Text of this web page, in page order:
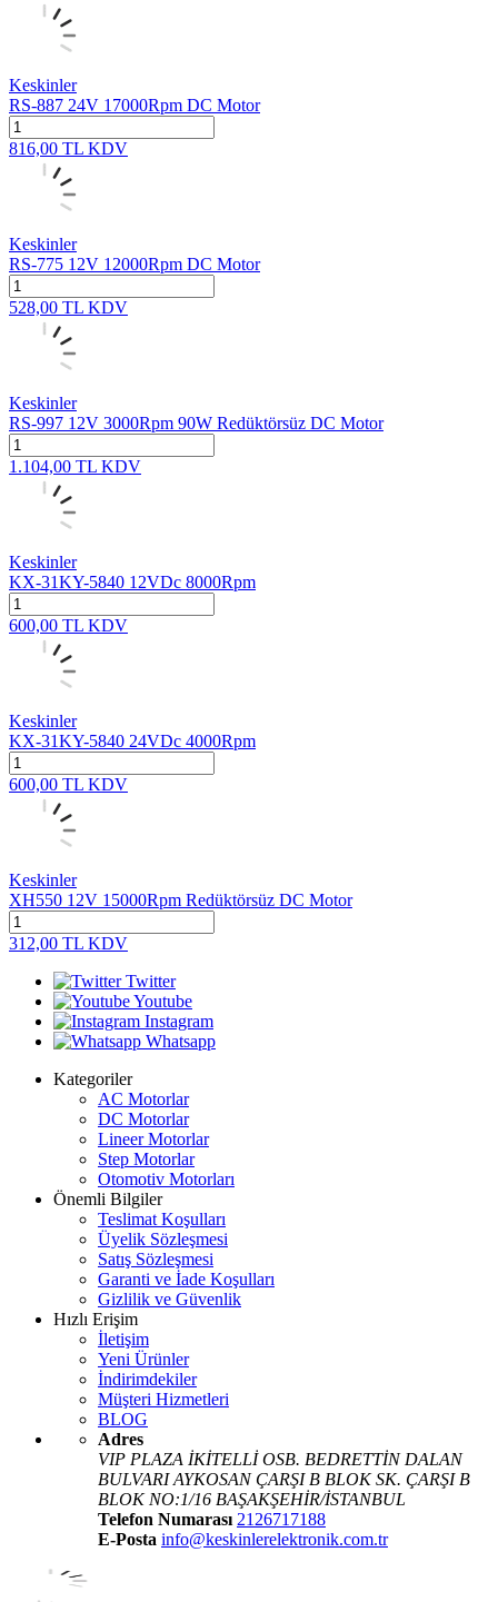
Keskinler
RS-887 24V 17000Rpm DC Motor
816,00 TL KDV
Keskinler
RS-775 12V 12000Rpm DC Motor
528,00 TL KDV
Keskinler
RS-997 12V 3000Rpm 90W Redüktörsüz DC Motor
1.104,00 TL KDV
Keskinler
KX-31KY-5840 12VDc 8000Rpm
600,00 TL KDV
Keskinler
KX-31KY-5840 24VDc 4000Rpm
600,00 TL KDV
Keskinler
XH550 12V 15000Rpm Redüktörsüz DC Motor
312,00 TL KDV
Twitter
Youtube
Instagram
Whatsapp
Kategoriler
AC Motorlar
DC Motorlar
Lineer Motorlar
Step Motorlar
Otomotiv Motorları
Önemli Bilgiler
Teslimat Koşulları
Üyelik Sözleşmesi
Satış Sözleşmesi
Garanti ve İade Koşulları
Gizlilik ve Güvenlik
Hızlı Erişim
İletişim
Yeni Ürünler
İndirimdekiler
Müşteri Hizmetleri
BLOG
Adres
VIP PLAZA İKİTELLİ OSB. BEDRETTİN DALAN
BULVARI AYKOSAN ÇARŞI B BLOK SK. ÇARŞI B
BLOK NO:1/16 BAŞAKŞEHİR/İSTANBUL
Telefon Numarası 2126717188
E-Posta info@keskinlerelektronik.com.tr